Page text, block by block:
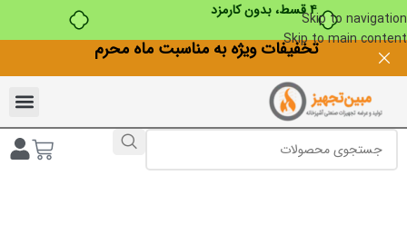
۴ قسط، بدون کارمزد
Skip to navigation
Skip to main contentتخفیفات ویژه به مناسبت ماه محرم